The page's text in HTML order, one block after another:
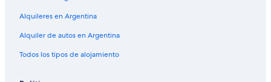
Alquileres en Argentina
Alquiler de autos en Argentina
Todos los tipos de alojamiento